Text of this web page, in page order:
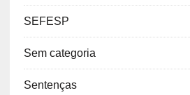
SEFESP
Sem categoria
Sentenças